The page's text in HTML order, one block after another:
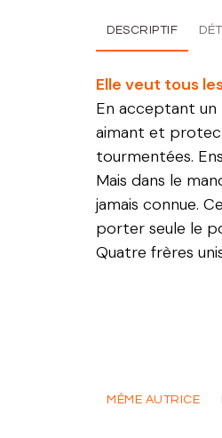
DESCRIPTIF
Elle veut tous
En acceptant un
aimant et
tourmentées.
Mais dans le
jamais connue.
porter seule le
Quatre frères
MÊME AUTRICE